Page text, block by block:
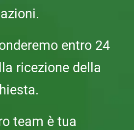
entro 24
ricezione della
team è tua